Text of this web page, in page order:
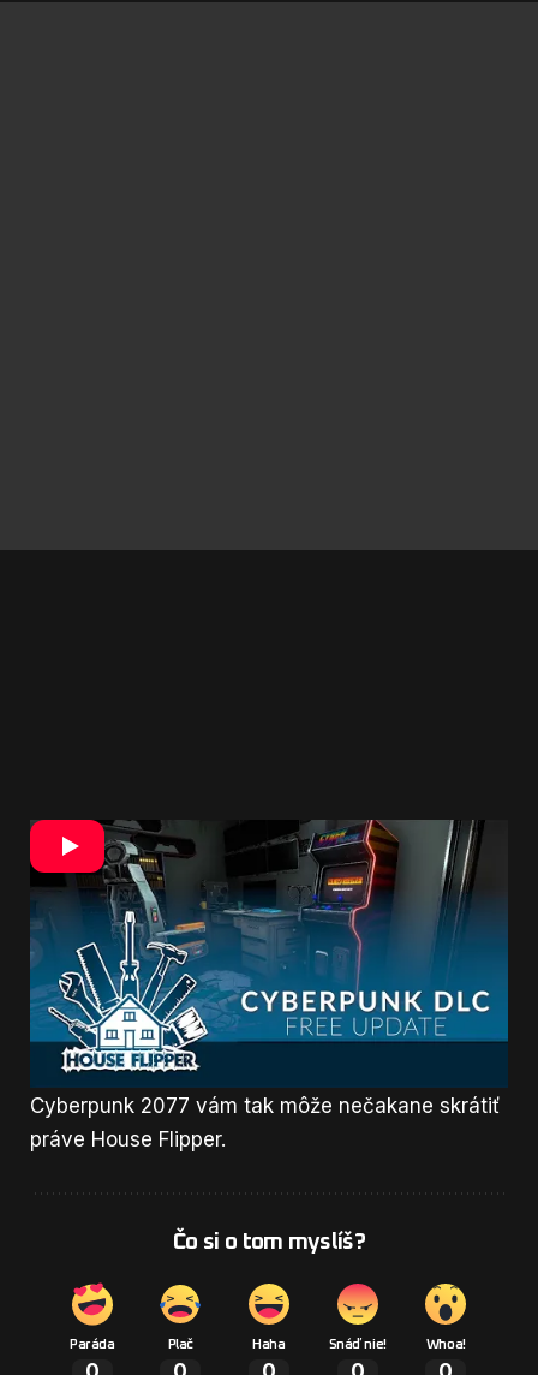
V ňom nechajú všetkých záujemcov upratať
byť v distopickom meste Neo-Tokyo. Byt,
ktorý obýval akýsi hacker.Rozšírenie pridáva
cez 60 tematických predmetov, s ktorými hra
získava úplne odlišnú atmosféru. Najlepšie na
tom je, že za to nezaplatíte ani cent.
Rozšírenie je totiž od dnešného dňa k
dispozícii zadarmo na Steame.
Cyberpunk 2077 vám tak môže nečakane skrátiť
práve House Flipper.
Čo si o tom myslíš?
Paráda Plač Haha Snáď nie! Whoa!